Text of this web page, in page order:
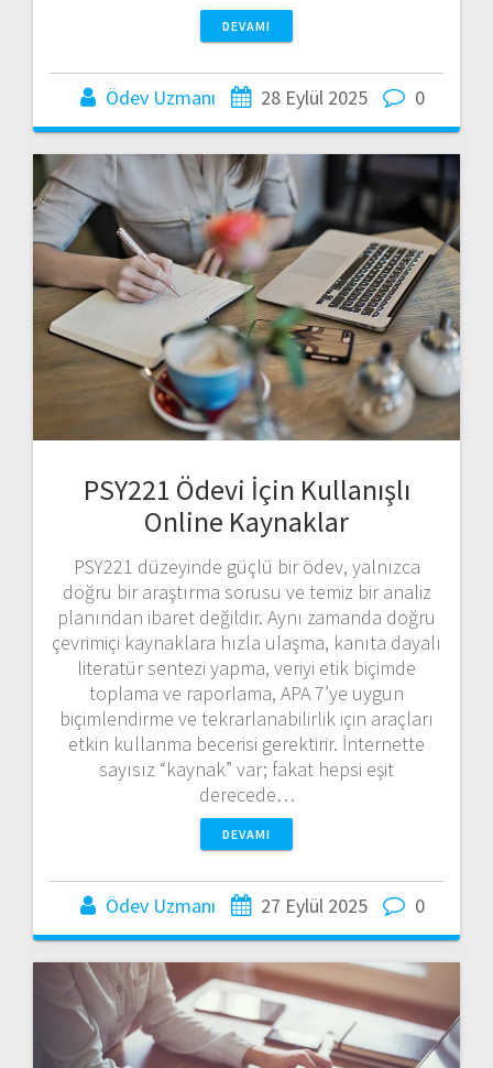
DEVAMI
Ödev Uzmanı 28 Eylül 2025 0
PSY221 Ödevi İçin Kullanışlı
Online Kaynaklar
PSY221 düzeyinde güçlü bir ödev, yalnızca
doğru bir araştırma sorusu ve temiz bir analiz
planından ibaret değildir. Aynı zamanda doğru
çevrimiçi kaynaklara hızla ulaşma, kanıta dayalı
literatür sentezi yapma, veriyi etik biçimde
toplama ve raporlama, APA 7’ye uygun
biçimlendirme ve tekrarlanabilirlik için araçları
etkin kullanma becerisi gerektirir. İnternette
sayısız “kaynak” var; fakat hepsi eşit
derecede…
DEVAMI
Ödev Uzmanı 27 Eylül 2025 0